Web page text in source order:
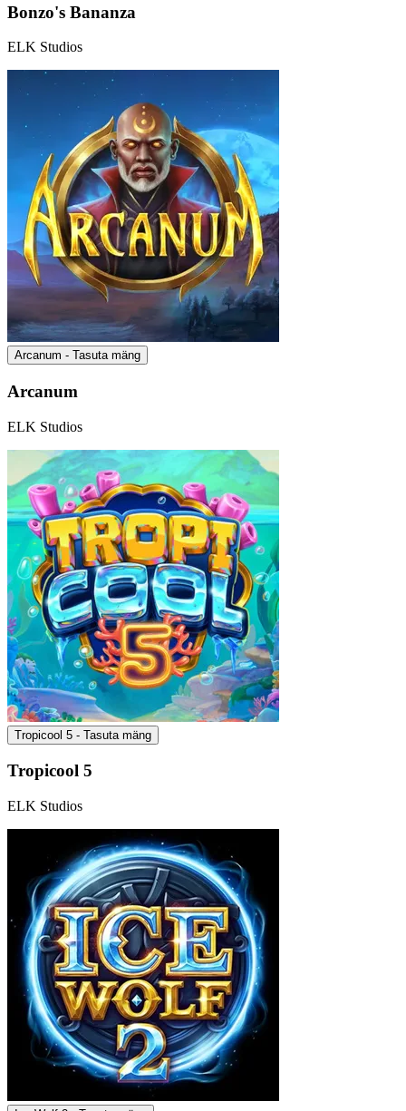
Bonzo's Bananza
ELK Studios
Arcanum - Tasuta mäng
Arcanum
ELK Studios
Tropicool 5 - Tasuta mäng
Tropicool 5
ELK Studios